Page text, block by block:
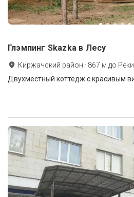
Глэмпинг Skazka в Лесу
Киржачский район · 867 м до Реки